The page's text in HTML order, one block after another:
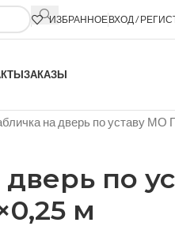
ИЗБРАННОЕВХОД /
ЗАКАЗЫ
на дверь по уставу
по
м